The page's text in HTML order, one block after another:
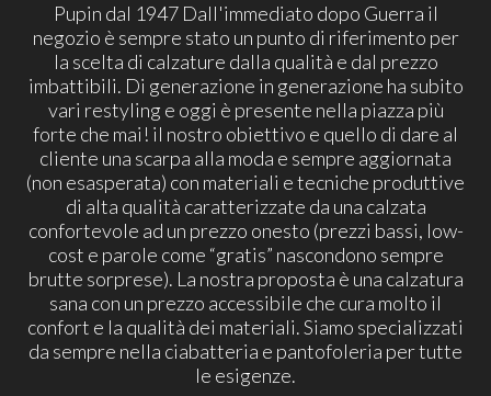
Pupin dal 1947 Dall'immediato dopo Guerra il
negozio è sempre stato un punto di riferimento per
la scelta di calzature dalla qualità e dal prezzo
imbattibili. Di generazione in generazione ha subito
vari restyling e oggi è presente nella piazza più
forte che mai! il nostro obiettivo e quello di dare al
cliente una scarpa alla moda e sempre aggiornata
(non esasperata) con materiali e tecniche produttive
di alta qualità caratterizzate da una calzata
confortevole ad un prezzo onesto (prezzi bassi, low-
cost e parole come “gratis” nascondono sempre
brutte sorprese). La nostra proposta è una calzatura
sana con un prezzo accessibile che cura molto il
confort e la qualità dei materiali. Siamo specializzati
da sempre nella ciabatteria e pantofoleria per tutte
le esigenze.